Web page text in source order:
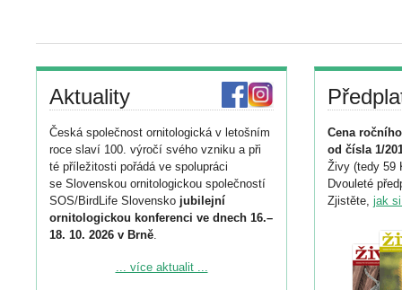
Aktuality
Česká společnost ornitologická v letošním
roce slaví 100. výročí svého vzniku a při
té příležitosti pořádá ve spolupráci
se Slovenskou ornitologickou společností
SOS/BirdLife Slovensko jubilejní
ornitologickou konferenci ve dnech 16.–
18. 10. 2026 v Brně.
Podrobnější informace ke konferenci
... více aktualit ...
Cena
od čísla 1/
Živy (tedy 59
Dvouleté
Zjistěte, jak